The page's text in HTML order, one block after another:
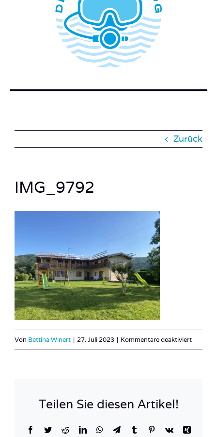
WER STECKT HINTER DEM TAUCHERBLOG?
BUCH BESTELLEN
Zurück
IMG_9792
Von Bettina Winert | 27. Juli 2023 | Kommentare deaktiviertfür
Teilen Sie diesen Artikel!
Facebook
TwitterRedditLinkedInWhatsApp
TelegramTumblrPinterest
Vk
Xing